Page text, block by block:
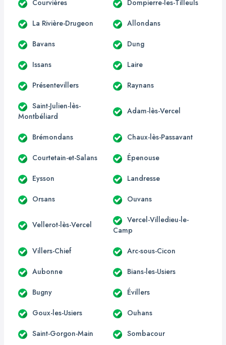
Courvières Dompierre-les-Tilleuls
La Rivière-Drugeon Allondans
Bavans Dung
Issans Laire
Présentevillers Raynans
Saint-Julien-lès-
Montbéliard
Adam-lès-Vercel
Brémondans Chaux-lès-Passavant
Courtetain-et-Salans Épenouse
Eysson Landresse
Orsans Ouvans
Vellerot-lès-Vercel
Vercel-Villedieu-le-
Camp
Villers-Chief Arc-sous-Cicon
Aubonne Bians-les-Usiers
Bugny Évillers
Goux-les-Usiers Ouhans
Saint-Gorgon-Main Sombacour